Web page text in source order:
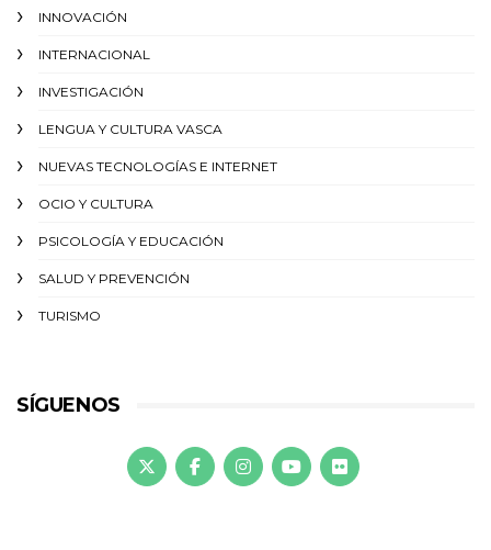
INNOVACIÓN
INTERNACIONAL
INVESTIGACIÓN
LENGUA Y CULTURA VASCA
NUEVAS TECNOLOGÍAS E INTERNET
OCIO Y CULTURA
PSICOLOGÍA Y EDUCACIÓN
SALUD Y PREVENCIÓN
TURISMO
SÍGUENOS